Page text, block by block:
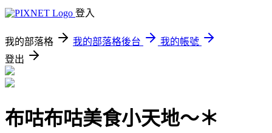
登入
我的部落格 我的部落格後台
我的帳號
登出
布咕布咕美食小天地～＊